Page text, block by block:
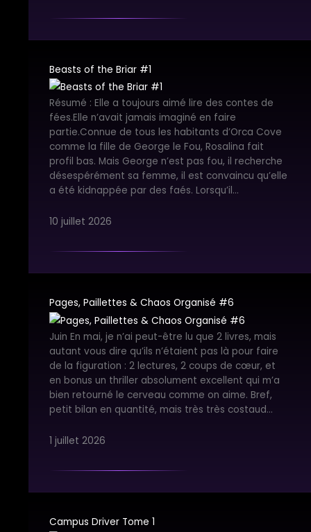
Beasts of the Briar #1
Résumé : Elle a toujours aimé lire des contes de
fées.Elle n’avait jamais imaginé en faire
partie.Connue de tous les habitants d’Orca Cove
comme la fille de George le Fou, Rosalina fait
profil bas. Mais George n’est pas fou, il recherche
désespérément sa femme, il est convaincu qu’elle
a été kidnappée par des faés. Lorsqu’il…
10 juillet 2026
Pages, Paillettes & Chaos Organisé #6
Juin En mai, je n’ai peut-être lu que 2 livres, mais
autant vous dire qu’ils n’étaient pas là pour faire
de la figuration : 2 lectures, 2 coups de cœur, et
en bonus un thriller absolument excellent qui m’a
bien retourné le cerveau comme on aime. Bref,
petit bilan en quantité, mais très très costaud…
1 juillet 2026
Campus Driver Tome 1